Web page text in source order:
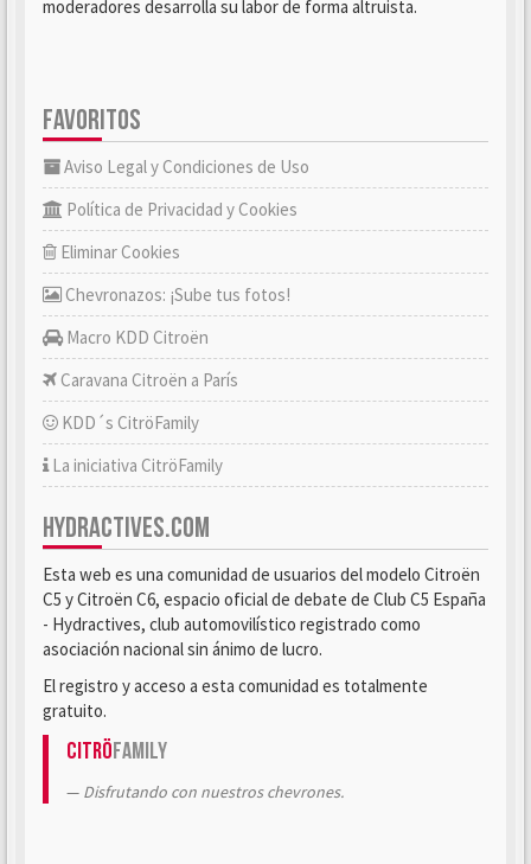
moderadores desarrolla su labor de forma altruista.
FAVORITOS
Aviso Legal y Condiciones de Uso
Política de Privacidad y Cookies
Eliminar Cookies
Chevronazos: ¡Sube tus fotos!
Macro KDD Citroën
Caravana Citroën a París
KDD´s CitröFamily
La iniciativa CitröFamily
HYDRACTIVES.COM
Esta web es una comunidad de usuarios del modelo Citroën
C5 y Citroën C6, espacio oficial de debate de Club C5 España
- Hydractives, club automovilístico registrado como
asociación nacional sin ánimo de lucro.
El registro y acceso a esta comunidad es totalmente
gratuito.
CitröFamily
Disfrutando con nuestros chevrones.